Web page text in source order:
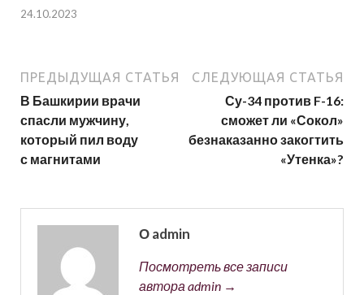
24.10.2023
ПРЕДЫДУЩАЯ СТАТЬЯ
В Башкирии врачи
спасли мужчину,
который пил воду
с магнитами
СЛЕДУЮЩАЯ СТАТЬЯ
Су-34 против F-16:
сможет ли «Сокол»
безнаказанно закогтить
«Утенка»?
О admin
Посмотреть все записи
автора admin →